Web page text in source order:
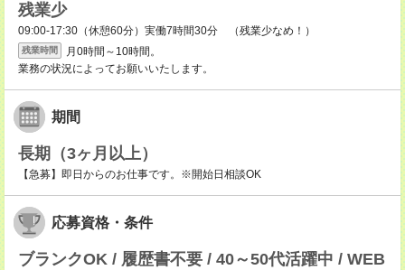
残業少
09:00-17:30（休憩60分）実働7時間30分 （残業少なめ！）
残業時間
月0時間～10時間。
業務の状況によってお願いいたします。
期間
長期（3ヶ月以上）
【急募】即日からのお仕事です。※開始日相談OK
応募資格・条件
ブランクOK / 履歴書不要 / 40～50代活躍中 / WEB